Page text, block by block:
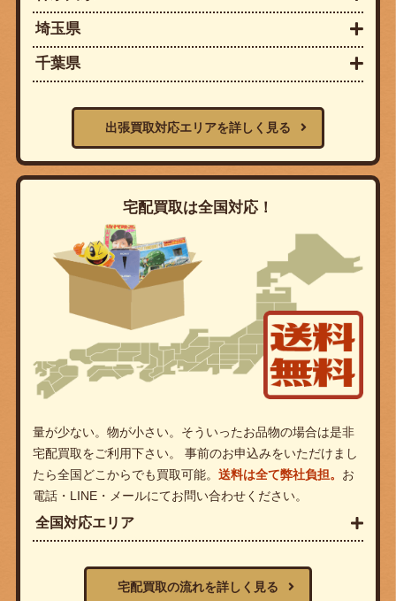
埼玉県
千葉県
出張買取対応エリアを詳しく見る
宅配買取は全国対応！
量が少ない。物が小さい。そういったお品物の場合は是非
宅配買取をご利用下さい。 事前のお申込みをいただけまし
たら全国どこからでも買取可能。 送料は全て弊社負担。 お
電話・LINE・メールにてお問い合わせください。
全国対応エリア
宅配買取の流れを詳しく見る